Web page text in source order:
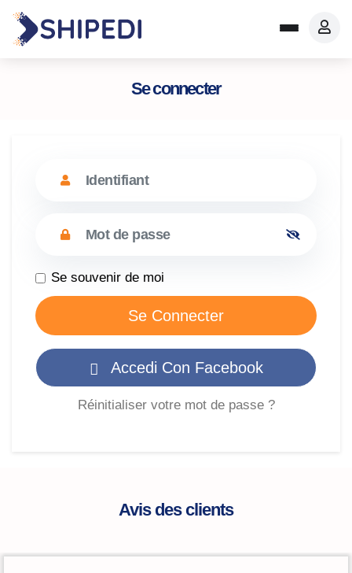
Se connecter
Se souvenir de moi
Accedi Con Facebook
Réinitialiser votre mot de passe ?
Avis des clients